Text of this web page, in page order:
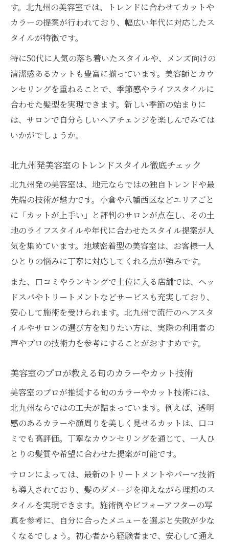
す。北九州の美容室では、トレンドに合わせてカットや
カラーの提案が行われており、幅広い年代に対応したス
タイルが特徴です。
特に50代に人気の落ち着いたスタイルや、メンズ向けの
清潔感あるカットも豊富に揃っています。美容師とカウ
ンセリングを重ねることで、季節感やライフスタイルに
合わせた髪型を実現できます。新しい季節の始まりに
は、サロンで自分らしいヘアチェンジを楽しんでみては
いかがでしょうか。
北九州発美容室のトレンドスタイル徹底チェック
北九州発の美容室は、地元ならではの独自トレンドや最
先端の技術が魅力です。小倉や八幡西区などエリアごと
に「カットが上手い」と評判のサロンが点在し、その土
地のライフスタイルや年代に合わせたスタイル提案が人
気を集めています。地域密着型の美容室は、お客様一人
ひとりの悩みに丁寧に対応してくれる点が強みです。
また、口コミやランキングで上位に入る店舗では、ヘッ
ドスパやトリートメントなどサービスも充実しており、
安心して施術を受けられます。北九州で流行のヘアスタ
イルやサロンの選び方を知りたい方は、実際の利用者の
声やプロの技術力を参考にすることがおすすめです。
美容室のプロが教える旬のカラーやカット技術
美容室のプロが推奨する旬のカラーやカット技術には、
北九州ならではの工夫が詰まっています。例えば、透明
感のあるカラーや顔周りを美しく見せるカットは、口コ
ミでも高評価。丁寧なカウンセリングを通じて、一人ひ
とりの髪質や希望に合わせた提案が可能です。
サロンによっては、最新のトリートメントやパーマ技術
も導入されており、髪のダメージを抑えながら理想のス
タイルを実現できます。施術例やビフォーアフターの写
真を参考に、自分に合ったメニューを選ぶと失敗が少な
くなるでしょう。初心者から経験者まで、安心して通え